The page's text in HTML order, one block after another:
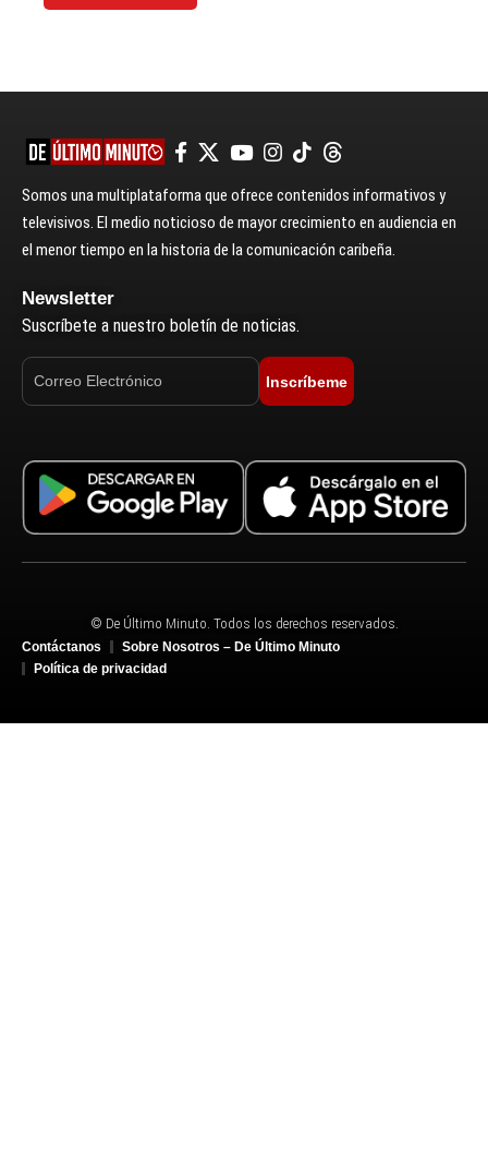
Somos una multiplataforma que ofrece contenidos informativos y
televisivos. El medio noticioso de mayor crecimiento en audiencia en
el menor tiempo en la historia de la comunicación caribeña.
Newsletter
Suscríbete a nuestro boletín de noticias.
Inscríbeme
© De Último Minuto. Todos los derechos reservados.
Contáctanos
Sobre Nosotros – De Último Minuto
Política de privacidad